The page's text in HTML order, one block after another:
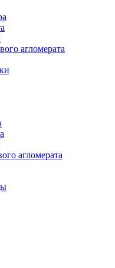
агломерата
агломерата